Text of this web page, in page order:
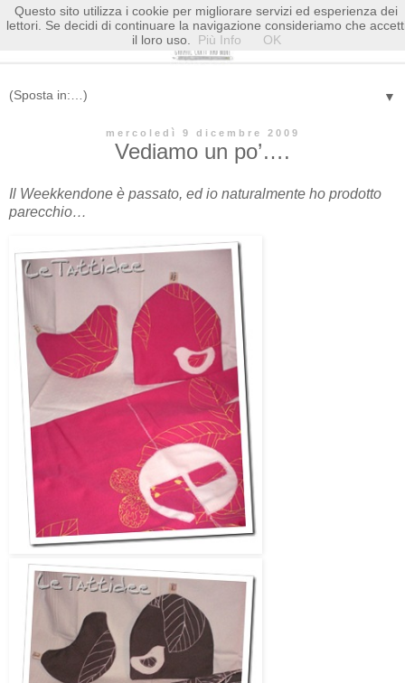
▼
mercoledì 9 dicembre 2009
Vediamo un po’….
Il Weekkendone è passato, ed io naturalmente ho prodotto
parecchio…
Questo sito utilizza i cookie per migliorare servizi ed esperienza dei
lettori. Se decidi di continuare la navigazione consideriamo che
il loro uso.
Più Info OK